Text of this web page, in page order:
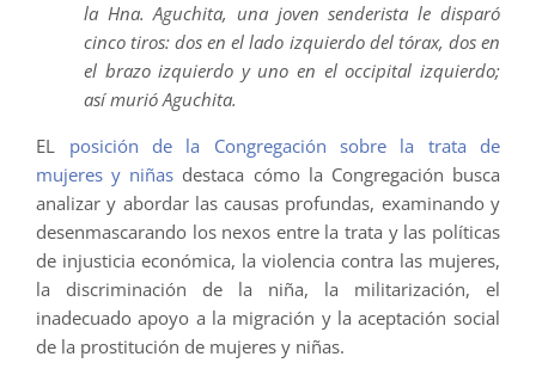
la Hna. Aguchita, una joven senderista le disparó
cinco tiros: dos en el lado izquierdo del tórax, dos en
el brazo izquierdo y uno en el occipital izquierdo;
así murió Aguchita.
EL posición de la Congregación sobre la trata de
mujeres y niñas destaca cómo la Congregación busca
analizar y abordar las causas profundas, examinando y
desenmascarando los nexos entre la trata y las políticas
de injusticia económica, la violencia contra las mujeres,
la discriminación de la niña, la militarización, el
inadecuado apoyo a la migración y la aceptación social
de la prostitución de mujeres y niñas.